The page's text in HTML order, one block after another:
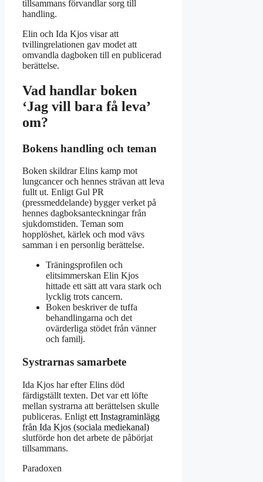
tillsammans förvandlar sorg till
handling.
Elin och Ida Kjos visar att
tvillingrelationen gav modet att
omvandla dagboken till en publicerad
berättelse.
Vad handlar boken
‘Jag vill bara få leva’
om?
Bokens handling och teman
Boken skildrar Elins kamp mot
lungcancer och hennes strävan att leva
fullt ut. Enligt Gul PR
(pressmeddelande) bygger verket på
hennes dagboksanteckningar från
sjukdomstiden. Teman som
hopplöshet, kärlek och mod vävs
samman i en personlig berättelse.
Träningsprofilen och
elitsimmerskan Elin Kjos
hittade ett sätt att vara stark och
lycklig trots cancern.
Boken beskriver de tuffa
behandlingarna och det
ovärderliga stödet från vänner
och familj.
Systrarnas samarbete
Ida Kjos har efter Elins död
färdigställt texten. Det var ett löfte
mellan systrarna att berättelsen skulle
publiceras. Enligt ett Instagraminlägg
från Ida Kjos (sociala mediekanal)
slutförde hon det arbete de påbörjat
tillsammans.
Paradoxen